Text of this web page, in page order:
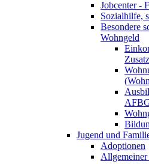
Jobcenter -
Sozialhilfe,
Besondere
Wohngeld
Jugend und
Adoptionen
Allgemeiner